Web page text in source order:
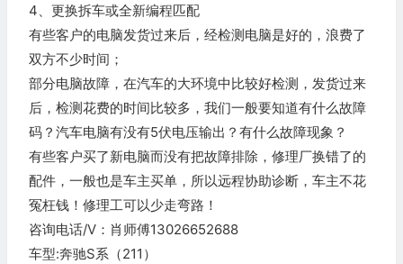
4、更换拆车或全新编程匹配
有些客户的电脑发货过来后，经检测电脑是好的，浪费了
双方不少时间；
部分电脑故障，在汽车的大环境中比较好检测，发货过来
后，检测花费的时间比较多，我们一般要知道有什么故障
码？汽车电脑有没有5伏电压输出？有什么故障现象？
有些客户买了新电脑而没有把故障排除，修理厂换错了的
配件，一般也是车主买单，所以远程协助诊断，车主不花
冤枉钱！修理工可以少走弯路！
咨询电话/V：肖师傅13026652688
车型:奔驰S系（211）